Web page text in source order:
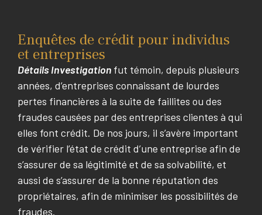
Enquêtes de crédit pour individus
et entreprises
Détails Investigation fut témoin, depuis plusieurs
années, d’entreprises connaissant de lourdes
pertes financières à la suite de faillites ou des
fraudes causées par des entreprises clientes à qui
elles font crédit. De nos jours, il s’avère important
de vérifier l’état de crédit d’une entreprise afin de
s’assurer de sa légitimité et de sa solvabilité, et
aussi de s’assurer de la bonne réputation des
propriétaires, afin de minimiser les possibilités de
fraudes.